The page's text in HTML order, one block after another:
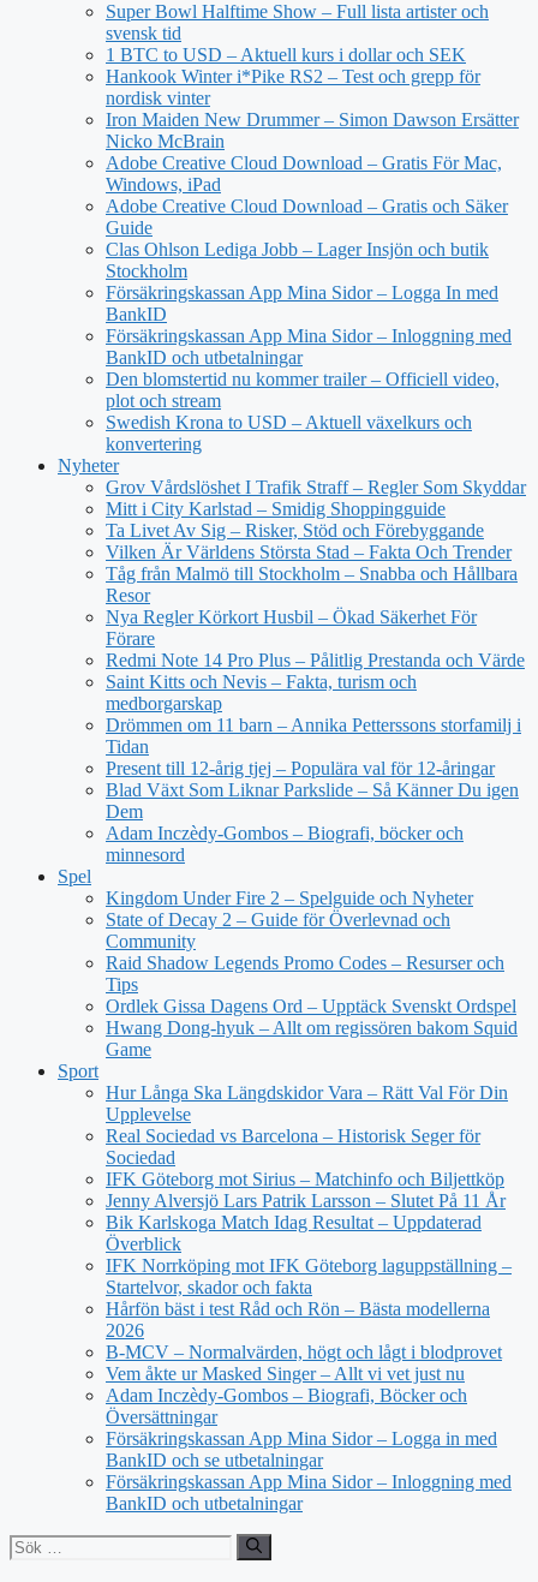
Super Bowl Halftime Show – Full lista artister och
svensk tid
1 BTC to USD – Aktuell kurs i dollar och SEK
Hankook Winter i*Pike RS2 – Test och grepp för
nordisk vinter
Iron Maiden New Drummer – Simon Dawson Ersätter
Nicko McBrain
Adobe Creative Cloud Download – Gratis För Mac,
Windows, iPad
Adobe Creative Cloud Download – Gratis och Säker
Guide
Clas Ohlson Lediga Jobb – Lager Insjön och butik
Stockholm
Försäkringskassan App Mina Sidor – Logga In med
BankID
Försäkringskassan App Mina Sidor – Inloggning med
BankID och utbetalningar
Den blomstertid nu kommer trailer – Officiell video,
plot och stream
Swedish Krona to USD – Aktuell växelkurs och
konvertering
Nyheter
Grov Vårdslöshet I Trafik Straff – Regler Som Skyddar
Mitt i City Karlstad – Smidig Shoppingguide
Ta Livet Av Sig – Risker, Stöd och Förebyggande
Vilken Är Världens Största Stad – Fakta Och Trender
Tåg från Malmö till Stockholm – Snabba och Hållbara
Resor
Nya Regler Körkort Husbil – Ökad Säkerhet För
Förare
Redmi Note 14 Pro Plus – Pålitlig Prestanda och Värde
Saint Kitts och Nevis – Fakta, turism och
medborgarskap
Drömmen om 11 barn – Annika Petterssons storfamilj i
Tidan
Present till 12-årig tjej – Populära val för 12-åringar
Blad Växt Som Liknar Parkslide – Så Känner Du igen
Dem
Adam Inczèdy-Gombos – Biografi, böcker och
minnesord
Spel
Kingdom Under Fire 2 – Spelguide och Nyheter
State of Decay 2 – Guide för Överlevnad och
Community
Raid Shadow Legends Promo Codes – Resurser och
Tips
Ordlek Gissa Dagens Ord – Upptäck Svenskt Ordspel
Hwang Dong-hyuk – Allt om regissören bakom Squid
Game
Sport
Hur Långa Ska Längdskidor Vara – Rätt Val För Din
Upplevelse
Real Sociedad vs Barcelona – Historisk Seger för
Sociedad
IFK Göteborg mot Sirius – Matchinfo och Biljettköp
Jenny Alversjö Lars Patrik Larsson – Slutet På 11 År
Bik Karlskoga Match Idag Resultat – Uppdaterad
Överblick
IFK Norrköping mot IFK Göteborg laguppställning –
Startelvor, skador och fakta
Hårfön bäst i test Råd och Rön – Bästa modellerna
2026
B-MCV – Normalvärden, högt och lågt i blodprovet
Vem åkte ur Masked Singer – Allt vi vet just nu
Adam Inczèdy-Gombos – Biografi, Böcker och
Översättningar
Försäkringskassan App Mina Sidor – Logga in med
BankID och se utbetalningar
Försäkringskassan App Mina Sidor – Inloggning med
BankID och utbetalningar
Sök
efter: